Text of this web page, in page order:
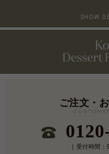
SHOW
ご注文・
［ 受付時間